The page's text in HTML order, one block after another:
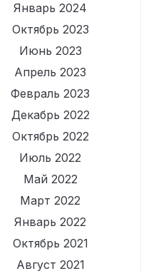
Январь 2024
Октябрь 2023
Июнь 2023
Апрель 2023
Февраль 2023
Декабрь 2022
Октябрь 2022
Июль 2022
Май 2022
Март 2022
Январь 2022
Октябрь 2021
Август 2021